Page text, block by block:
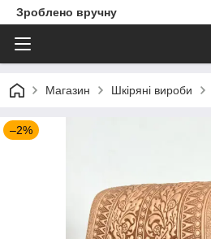
Зроблено вручну
Магазин Шкіряні вироби
–2%